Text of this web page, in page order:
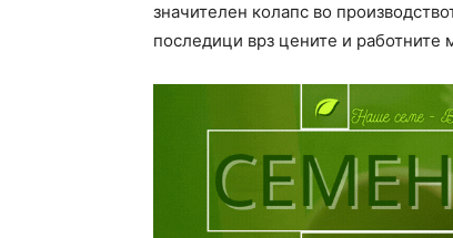
значителен колапс во
последици врз цените и работните